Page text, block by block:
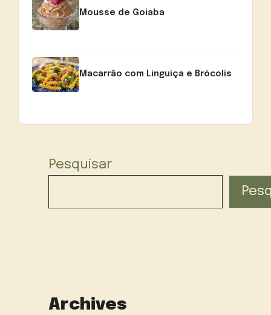
Mousse de Goiaba
Macarrão com Linguiça e Brócolis
Pesquisar
Archives